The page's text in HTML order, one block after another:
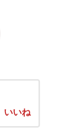
いいね